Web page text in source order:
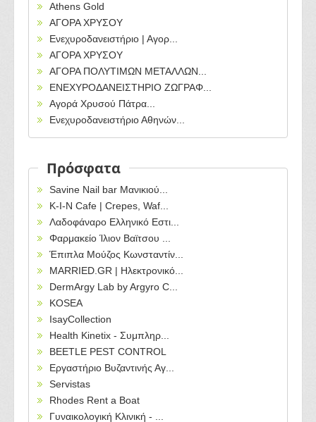
Athens Gold
ΑΓΟΡΑ ΧΡΥΣΟΥ
Ενεχυροδανειστήριο | Αγορ...
ΑΓΟΡΑ ΧΡΥΣΟΥ
ΑΓΟΡΑ ΠΟΛΥΤΙΜΩΝ ΜΕΤΑΛΛΩΝ...
ΕΝΕΧΥΡΟΔΑΝΕΙΣΤΗΡΙΟ ΖΩΓΡΑΦ...
Αγορά Χρυσού Πάτρα...
Ενεχυροδανειστήριο Αθηνών...
Πρόσφατα
Savine Nail bar Μανικιού...
Κ-Ι-Ν Cafe | Crepes, Waf...
Λαδοφάναρο Ελληνικό Εστι...
Φαρμακείο Ίλιον Βαϊτσου ...
Έπιπλα Μούζος Κωνσταντίν...
MARRIED.GR | Ηλεκτρονικό...
DermArgy Lab by Argyro C...
KOSEA
IsayCollection
Health Kinetix - Συμπληρ...
BEETLE PEST CONTROL
Εργαστήριο Βυζαντινής Αγ...
Servistas
Rhodes Rent a Boat
Γυναικολογική Κλινική - ...